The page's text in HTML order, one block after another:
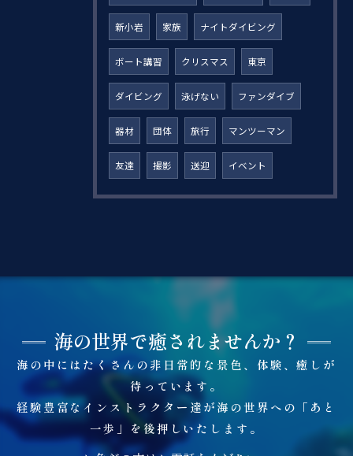
新小岩 家族 ナイトダイビング
ボート講習 クリスマス 東京
ダイビング 泳げない ファンダイブ
器材 団体 旅行 マンツーマン
友達 撮影 送迎 イベント
海の中にはたくさんの非日常的な景色、体験、癒しが
待っています。
経験豊富なインストラクター達が海の世界への「あと
一歩」を後押しいたします。
海の世界で癒されませんか？